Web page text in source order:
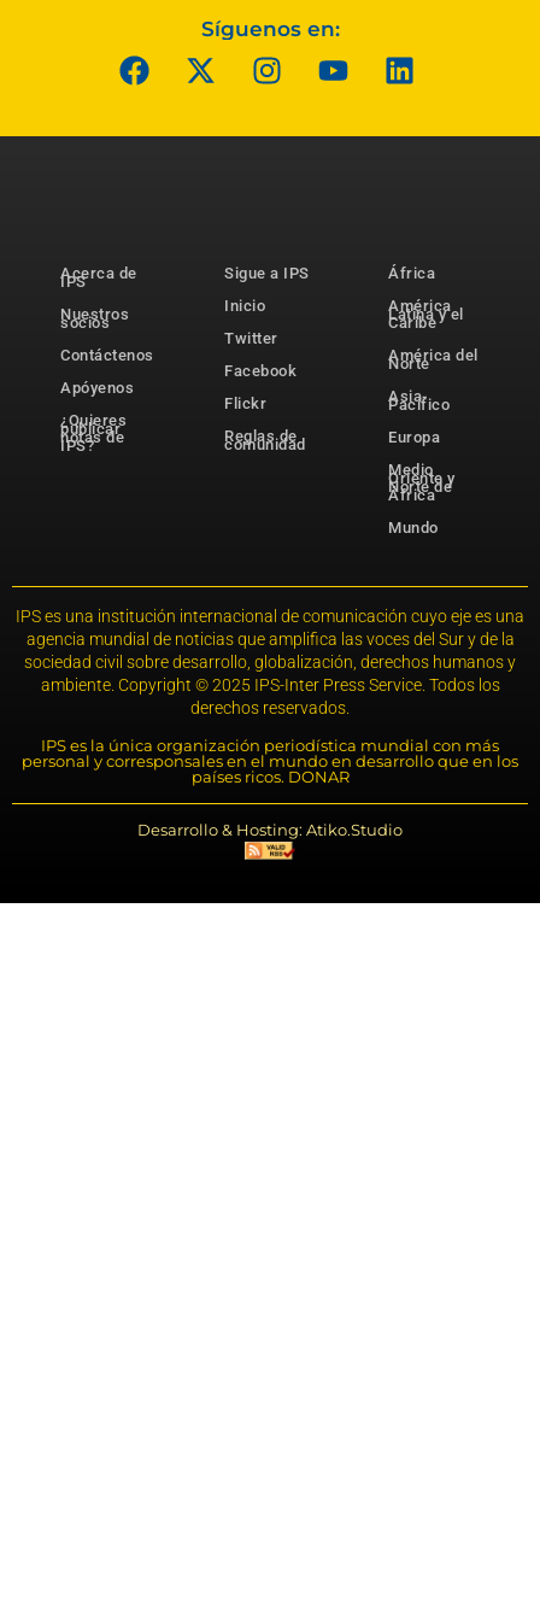
Síguenos en:
Acerca de
IPS
Nuestros
socios
Contáctenos
Apóyenos
¿Quieres
publicar
notas de
IPS?
Sigue a IPS
Inicio
Twitter
Facebook
Flickr
Reglas de
comunidad
África
América
Latina y el
Caribe
América del
Norte
Asia-
Pacífico
Europa
Medio
Oriente y
Norte de
África
Mundo
IPS es una institución internacional de comunicación cuyo eje es una
agencia mundial de noticias que amplifica las voces del Sur y de la
sociedad civil sobre desarrollo, globalización, derechos humanos y
ambiente. Copyright © 2025 IPS-Inter Press Service. Todos los
derechos reservados.
IPS es la única organización periodística mundial con más
personal y corresponsales en el mundo en desarrollo que en los
países ricos. DONAR
Desarrollo & Hosting: Atiko.Studio